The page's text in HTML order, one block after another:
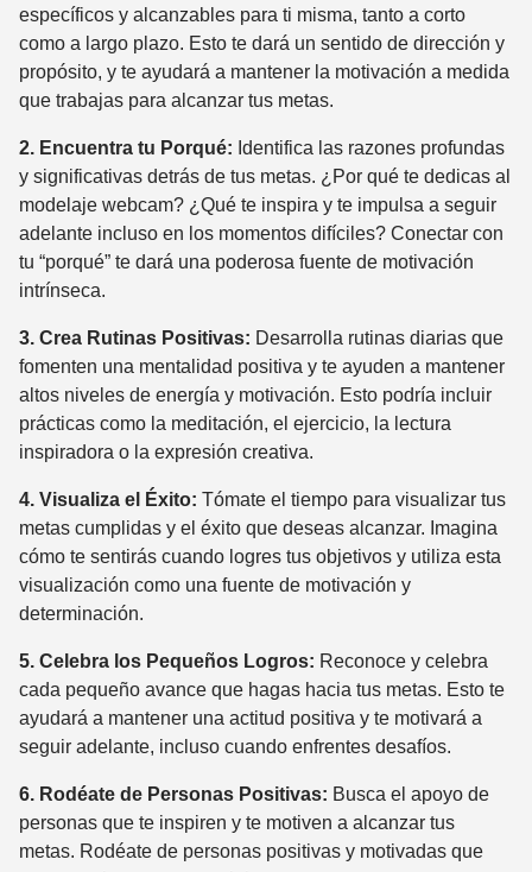
específicos y alcanzables para ti misma, tanto a corto
como a largo plazo. Esto te dará un sentido de dirección y
propósito, y te ayudará a mantener la motivación a medida
que trabajas para alcanzar tus metas.
2. Encuentra tu Porqué: Identifica las razones profundas
y significativas detrás de tus metas. ¿Por qué te dedicas al
modelaje webcam? ¿Qué te inspira y te impulsa a seguir
adelante incluso en los momentos difíciles? Conectar con
tu “porqué” te dará una poderosa fuente de motivación
intrínseca.
3. Crea Rutinas Positivas: Desarrolla rutinas diarias que
fomenten una mentalidad positiva y te ayuden a mantener
altos niveles de energía y motivación. Esto podría incluir
prácticas como la meditación, el ejercicio, la lectura
inspiradora o la expresión creativa.
4. Visualiza el Éxito: Tómate el tiempo para visualizar tus
metas cumplidas y el éxito que deseas alcanzar. Imagina
cómo te sentirás cuando logres tus objetivos y utiliza esta
visualización como una fuente de motivación y
determinación.
5. Celebra los Pequeños Logros: Reconoce y celebra
cada pequeño avance que hagas hacia tus metas. Esto te
ayudará a mantener una actitud positiva y te motivará a
seguir adelante, incluso cuando enfrentes desafíos.
6. Rodéate de Personas Positivas: Busca el apoyo de
personas que te inspiren y te motiven a alcanzar tus
metas. Rodéate de personas positivas y motivadas que